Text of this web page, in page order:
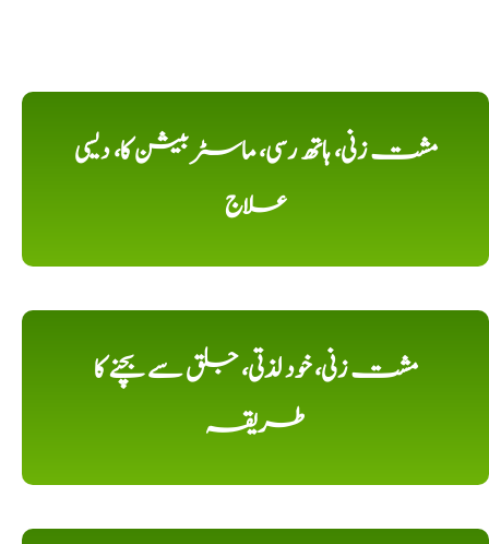
مشت زنی، ہاتھ رسی، ماسٹر بیشن کا، دیسی
علاج
مشت زنی، خود لذتی، جلق سے بچنے کا
طریقہ